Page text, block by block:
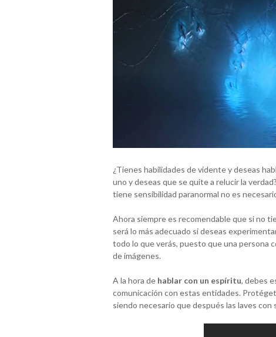
¿Tienes habilidades de vidente y deseas
uno y deseas que se quite a relucir la
tiene sensibilidad paranormal no es
Ahora siempre es recomendable que si no
será lo más adecuado si deseas
todo lo que verás, puesto que una persona
de imágenes.
A la hora de hablar con un espíritu, debes
comunicación con estas entidades.
siendo necesario que después las laves con